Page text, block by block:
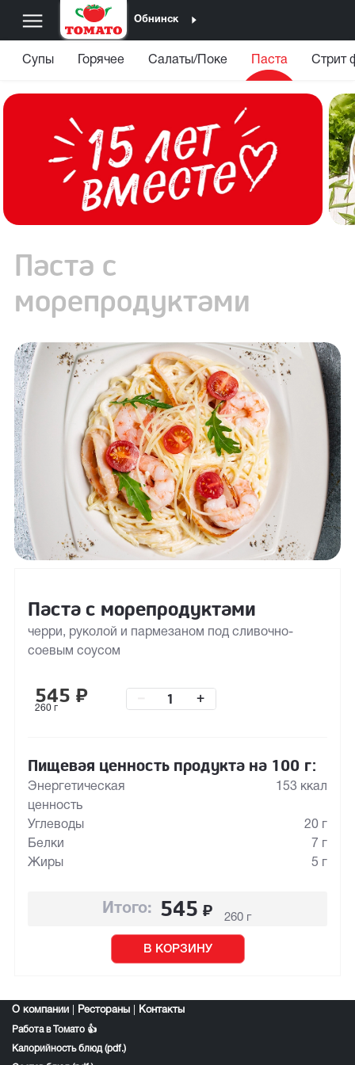
Обнинск
Супы Горячее Салаты/Поке Паста Стрит
Паста с
морепродуктами
Паста с морепродуктами
черри, руколой и пармезаном под сливочно-
соевым соусом
545 ₽
260 г
+
Пищевая ценность продукта на 100 г:
Энергетическая
ценность
153 ккал
Углеводы
20 г
Белки
7 г
Жиры
5 г
Итого: 545 ₽ 260 г
В КОРЗИНУ
О компании Рестораны Контакты
Работа в Томато 👍
Калорийность блюд (pdf.)